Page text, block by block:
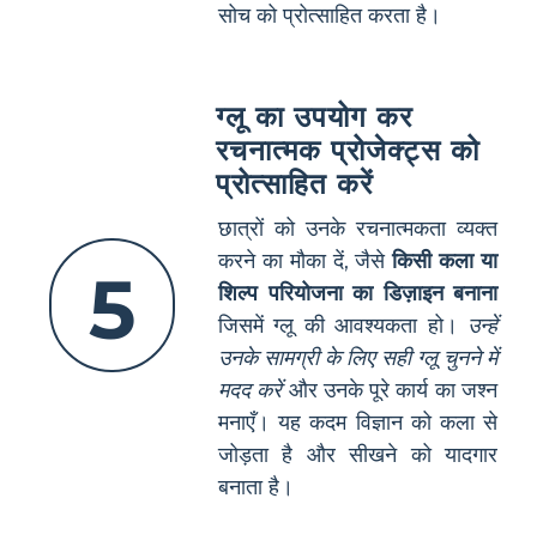
सोच को प्रोत्साहित करता है।
5
ग्लू का उपयोग कर
रचनात्मक प्रोजेक्ट्स को
प्रोत्साहित करें
छात्रों को उनके रचनात्मकता व्यक्त
करने का मौका दें, जैसेकिसी कला या
शिल्प परियोजना का डिज़ाइन बनाना
जिसमें ग्लू की आवश्यकता हो। उन्हें
उनके सामग्री के लिए सही ग्लू चुनने में
मदद करेंऔर उनके पूरे कार्य का जश्न
मनाएँ। यह कदम विज्ञान को कला से
जोड़ता है और सीखने को यादगार
बनाता है।